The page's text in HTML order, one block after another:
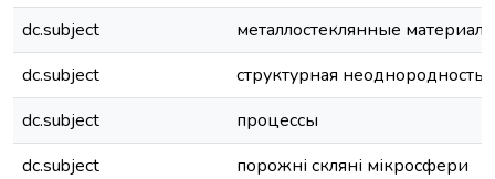
dc.subject
металлостеклянные
dc.subject
структурная неоднородность
dc.subject
процессы
dc.subject
порожні скляні мікросфери